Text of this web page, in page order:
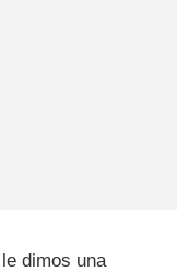
dimos una